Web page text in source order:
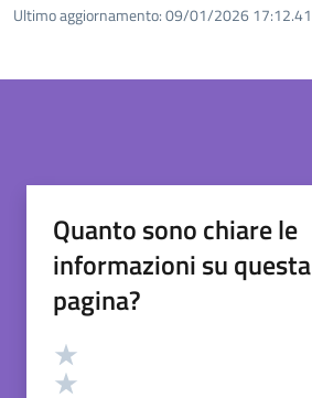
Ultimo aggiornamento:09/01/2026 17:12.41
Quanto sono chiare le
informazioni su questa
pagina?
Valutazione